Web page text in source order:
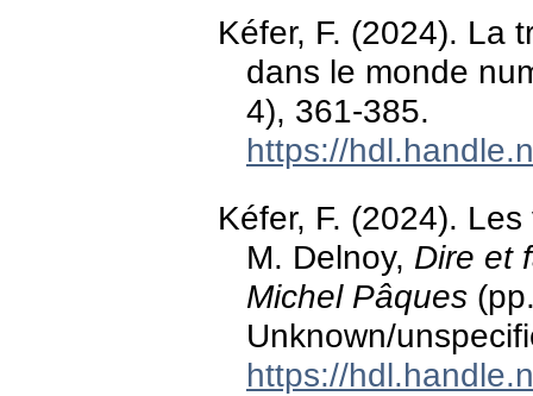
Kéfer, F. (2024). La
dans le monde
4), 361-385.
https://
Kéfer, F. (2024).
M. Delnoy, Dire et
Michel Pâques
Unknown/
https://